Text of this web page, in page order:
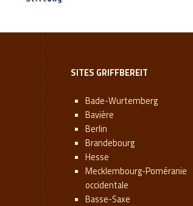
SITES GRIFFBEREIT
Bade-Wurtemberg
Bavière
Berlin
Brandebourg
Hesse
Mecklembourg-Poméranie
occidentale
Basse-Saxe